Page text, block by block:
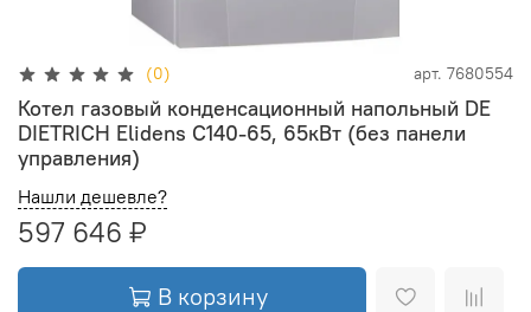
(0) арт. 7680554
Котел газовый конденсационный напольный DE
DIETRICH Elidens C140-65, 65кВт (без панели
управления)
Нашли дешевле?
597 646 ₽
В корзину